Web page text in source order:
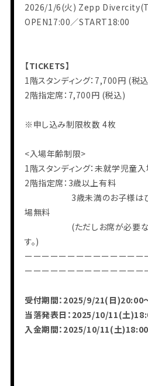
2026/1/6(火) Zepp
OPEN17:00／START18:00
【TICKETS】
1階スタンディング：7,700円 (税
2階指定席：7,700円 (税込)
※申し込み制限枚数 4枚
<入場年齢制限>
1階スタンディング：未就学児童
2階指定席：3歳以上有料
3歳未満のお⼦様はひざ
場無料
(ただしお席が必要な場
す。)
ーーーーーーーーーーーーーー
ーーーーーーーーーーーーーー
受付期間：2025/9/21(日
当落発表日：2025/10/11(土
入金期間：2025/10/11(土